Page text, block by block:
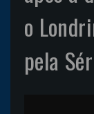
o
pela